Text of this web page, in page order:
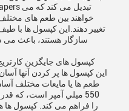
خواهند بین طعم های مختلف
تغییر دهند.اين کپسول ها با
سازگار هستند، باعث می
کپسول های جایگزین
این کپسول ها پر کردن آنها
طعم ها یا مایعات مختلف
550 ميلي آمپر است، که
را فراهم می کند. کپسول